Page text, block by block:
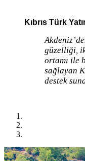
Kıbrıs Türk
güzelliği,
ortamı ile
sağlayan
destek